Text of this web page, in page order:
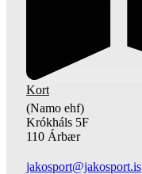
Kort
(Namo ehf)
Krókháls 5F
110 Árbær
jakosport@jakosport.is